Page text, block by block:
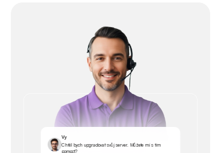
Vy
Chtěl bych upgradovat svůj server. Můžete mi s tím
pomoct?